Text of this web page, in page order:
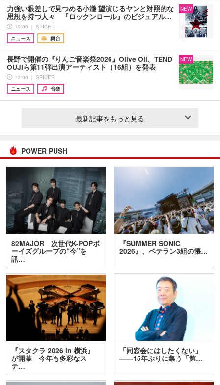
力強い眼差しで見つめる小瀧 望演じるヤンと対照的な
思想を持つ人々 『ロックンロール』のビジュアル…
12:00 ｜ SPICER
ニュース
舞台
NEW
長野で開催の『りんご音楽祭2026』Olive Oil、TEND
OUJIら第11弾出演アーティスト（16組）を発表
12:00 ｜ SPICER
ニュース
音楽
NEW
最新記事をもっと見る
POWER PUSH
82MAJOR 次世代K-POPボ
ーイズグループの“今”を
訊…
『SUMMER SONIC
2026』、ベテラン3組の懐…
『スタクラ 2026 in 横浜』
が開幕 今年も多彩なス
テ…
「同窓会にはしたくない」
――15年ぶりに集う「第…